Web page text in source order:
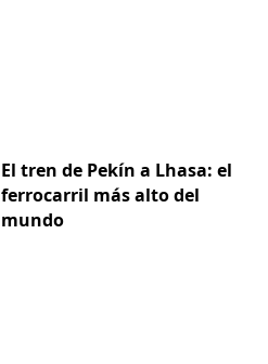
El tren de Pekín a Lhasa: el
ferrocarril más alto del
mundo